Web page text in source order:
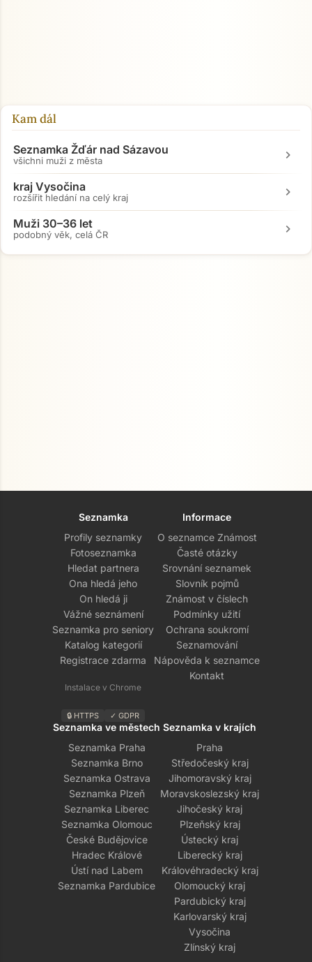
Kam dál
Seznamka Žďár nad Sázavou
všichni muži z města chevron_right
kraj Vysočina
rozšířit hledání na celý kraj chevron_right
Muži 30–36 let
podobný věk, celá ČR chevron_right
Seznamka
Profily seznamky
Fotoseznamka
Hledat partnera
Ona hledá jeho
On hledá ji
Vážné seznámení
Seznamka pro seniory
Katalog kategorií
Registrace zdarma
Instalace v Chrome
🔒 HTTPS ✓ GDPR
Informace
O seznamce Známost
Časté otázky
Srovnání seznamek
Slovník pojmů
Známost v číslech
Podmínky užití
Ochrana soukromí
Seznamování
Nápověda k seznamce
Kontakt
Seznamka ve městech
Seznamka Praha
Seznamka Brno
Seznamka Ostrava
Seznamka Plzeň
Seznamka Liberec
Seznamka Olomouc
České Budějovice
Hradec Králové
Ústí nad Labem
Seznamka Pardubice
Seznamka v krajích
Praha
Středočeský kraj
Jihomoravský kraj
Moravskoslezský kraj
Jihočeský kraj
Plzeňský kraj
Ústecký kraj
Liberecký kraj
Královéhradecký kraj
Olomoucký kraj
Pardubický kraj
Karlovarský kraj
Vysočina
Zlínský kraj